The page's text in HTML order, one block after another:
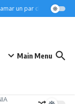
un par de botines
Main Menu